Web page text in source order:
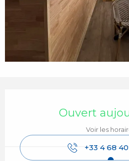
Ouvert
Voir les
+33 4 68